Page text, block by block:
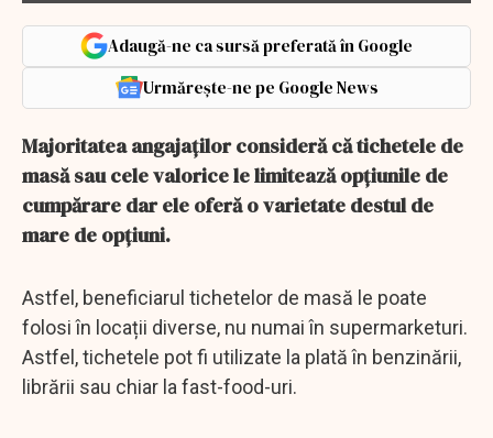
Adaugă-ne ca sursă preferată în Google
Urmărește-ne pe Google News
Majoritatea angajaților consideră că tichetele de
masă sau cele valorice le limitează opțiunile de
cumpărare dar ele oferă o varietate destul de
mare de opțiuni.
Astfel, beneficiarul tichetelor de masă le poate
folosi în locații diverse, nu numai în supermarketuri.
Astfel, tichetele pot fi utilizate la plată în benzinării,
librării sau chiar la fast-food-uri.